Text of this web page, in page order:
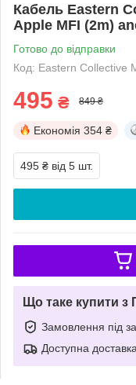
Кабель Eastern
Apple MFI (2m)
Готово до відправки
Код: Eastern Collective
495 ₴ 849 ₴
Економія 354 ₴
495 ₴ від 5 шт.
Що таке купити з
Замовлення під
Доступна доставка